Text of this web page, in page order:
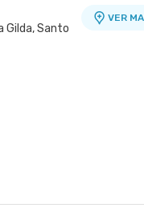
Gilda, Santo
VER